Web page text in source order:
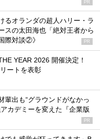
PR
るオランダの超人ハリー・ラ
スの太田海也「絶対王者から
際対談②》
PR
YEAR 2026 開催決定！
ートを表彰
輩出も“グラウンドがなかっ
カデミーを変えた『企業版
PR